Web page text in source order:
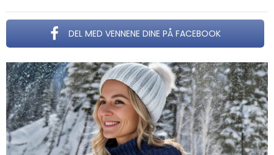
DEL MED VENNENE DINE PÅ FACEBOOK